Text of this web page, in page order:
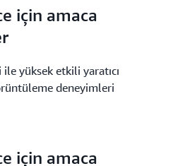
için amaca
yüksek etkili yaratıcı
deneyimleri
için amaca